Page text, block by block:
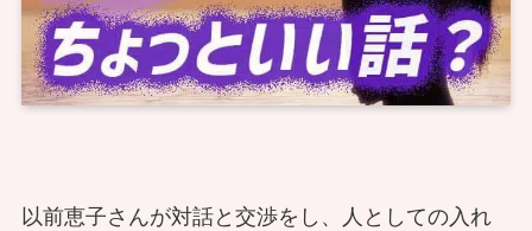
以前恵子さんが対話と交渉をし、人としての入れ